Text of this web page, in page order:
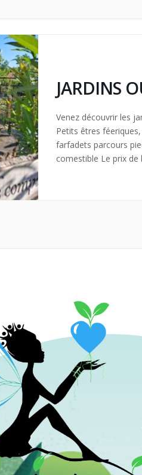
JARDINS
Venez découvrir les
Petits êtres
farfadets parcours
comestible Le prix de